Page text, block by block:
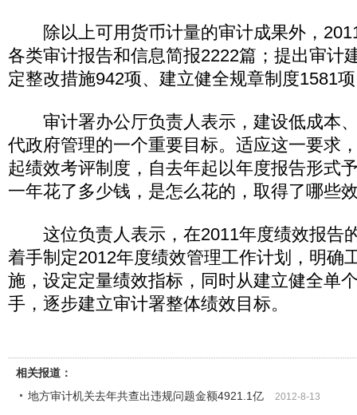
除以上可用货币计量的审计成果外，
各类审计报告和信息简报2222篇；提出审计
定整改措施942项、建立健全规章制度1581
审计署办公厅负责人表示，建设低成本
代政府管理的一个重要目标。适应这一要求
起绩效考评制度，自去年起以年度报告形式
一年花了多少钱，是怎么花的，取得了哪些
这位负责人表示，在2011年度绩效报告
着手制定2012年度绩效管理工作计划，明确
施，设定定量绩效指标，同时从建立健全单
手，逐步建立审计署整体绩效目标。
相关报道：
地方审计机关去年共查出违规问题金额4921.1亿
2012-8-13